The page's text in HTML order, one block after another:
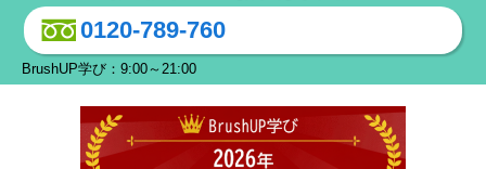
0120-789-760
BrushUP学び：9:00～21:00